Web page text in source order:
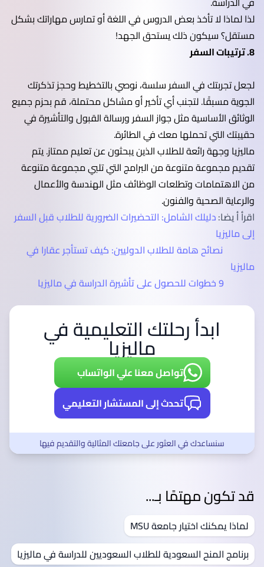
لذا لماذا لا تأخذ بعض الدروس في اللغة أو تمارس مهاراتك بشكل
مستقل؟ سيكون ذلك يستحق الجهد!
8. ترتيبات السفر
لجعل تجربتك في السفر سلسة، نوصي بالتخطيط وحجز تذكرتك
الجوية مسبقًا. لتجنب أي تأخير أو مشاكل محتملة، قم بحزم جميع
الوثائق الأساسية مثل جواز السفر ورسالة القبول والتأشيرة في
حقيبتك التي تحملها معك في الطائرة.
ماليزيا وجهة رائعة للطلاب الذين يبحثون عن تعليم ممتاز. يتم
تقديم مجموعة متنوعة من البرامج التي تلبي مجموعة متنوعة
من الاهتمامات وتطلعات الوظائف مثل الهندسة والأعمال
والرعاية الصحية والفنون.
اقرأ أ يضا:دليلك الشامل: التحضيرات الضرورية للطلاب قبل السفر
إلى ماليزيا
نصائح هامة للطلاب الدوليين: كيف تستأجر عقارا في
ماليزيا
9 خطوات للحصول على تأشيرة الدراسة في ماليزيا
ابدأ رحلتك التعليمية في
ماليزيا
تواصل معنا علي الواتساب
تحدث إلى المستشار التعليمي
سنساعدك في العثور على جامعتك المثالية والتقديم فيها
قد تكون مهتمًا بـ...
لماذا يمكنك اختيار جامعة MSU
برنامج المنح السعودية للطلاب السعوديين للدراسة في ماليزيا